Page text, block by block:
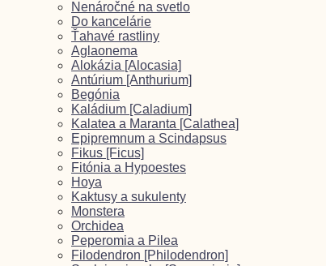
Nenáročné na svetlo
Do kancelárie
Ťahavé rastliny
Aglaonema
Alokázia [Alocasia]
Antúrium [Anthurium]
Begónia
Kaládium [Caladium]
Kalatea a Maranta [Calathea]
Epipremnum a Scindapsus
Fikus [Ficus]
Fitónia a Hypoestes
Hoya
Kaktusy a sukulenty
Monstera
Orchidea
Peperomia a Pilea
Filodendron [Philodendron]